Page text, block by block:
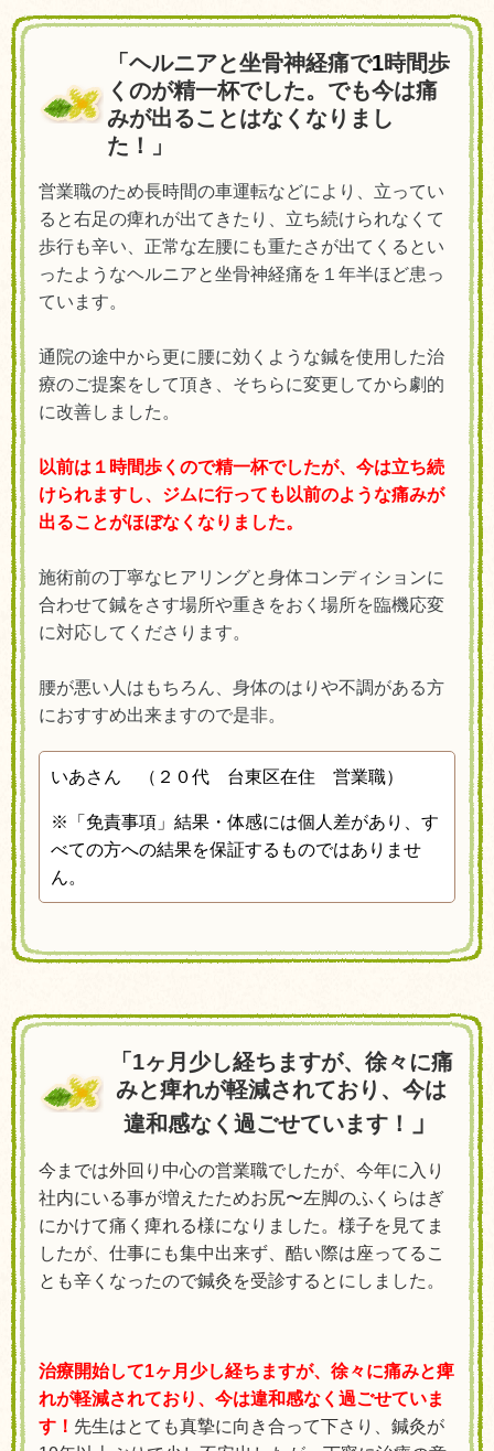
「ヘルニアと坐骨神経痛で1時間歩
くのが精一杯でした。でも今は痛
みが出ることはなくなりまし
た！」
営業職のため長時間の車運転などにより、立ってい
ると右足の痺れが出てきたり、立ち続けられなくて
歩行も辛い、正常な左腰にも重たさが出てくるとい
ったようなヘルニアと坐骨神経痛を１年半ほど患っ
ています。
通院の途中から更に腰に効くような鍼を使用した治
療のご提案をして頂き、そちらに変更してから劇的
に改善しました。
以前は１時間歩くので精一杯でしたが、今は立ち続
けられますし、ジムに行っても以前のような痛みが
出ることがほぼなくなりました。
施術前の丁寧なヒアリングと身体コンディションに
合わせて鍼をさす場所や重きをおく場所を臨機応変
に対応してくださります。
腰が悪い人はもちろん、身体のはりや不調がある方
におすすめ出来ますので是非。
いあさん （２０代 台東区在住 営業職）
※
「免責事項」結果・体感には個人差があり、す
べての方への結果を保証するものではありませ
ん。
「 1ヶ月少し経ちますが、徐々に痛
みと痺れが軽減されており、今は
違和感なく過ごせています！
」
今までは外回り中心の営業職でしたが、今年に入り
社内にいる事が増えたためお尻〜左脚のふくらはぎ
にかけて痛く痺れる様になりました。様子を見てま
したが、仕事にも集中出来ず、酷い際は座ってるこ
とも辛くなったので鍼灸を受診するとにしました。
治療開始して1ヶ月少し経ちますが、徐々に痛みと痺
れが軽減されており、今は違和感なく過ごせていま
す！ 先生はとても真摯に向き合って下さり、鍼灸が